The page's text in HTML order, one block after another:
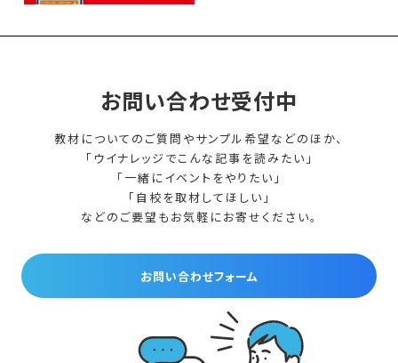
お問い合わせ受付中
教材についてのご質問やサンプル希望などのほか、
「ウイナレッジでこんな記事を読みたい」
「一緒にイベントをやりたい」
「自校を取材してほしい」
などのご要望もお気軽にお寄せください。
お問い合わせフォーム